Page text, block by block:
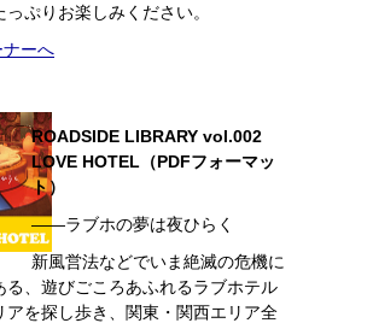
っぷりお楽しみください。
ナーへ
ROADSIDE LIBRARY vol.002
LOVE HOTEL（PDFフォーマッ
ト）
――ラブホの夢は夜ひらく
新風営法などでいま絶滅の危機に
る、遊びごころあふれるラブホテル
アを探し歩き、関東・関西エリア全